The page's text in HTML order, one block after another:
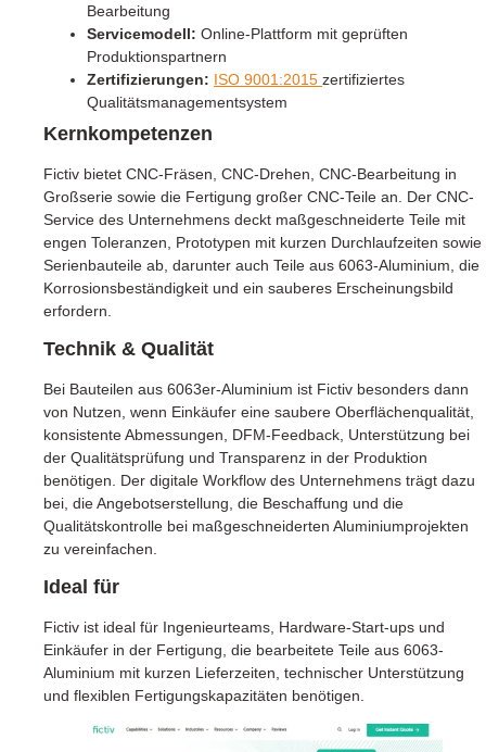
Bearbeitung
Servicemodell: Online-Plattform mit geprüften
Produktionspartnern
Zertifizierungen: ISO 9001:2015 zertifiziertes
Qualitätsmanagementsystem
Kernkompetenzen
Fictiv bietet CNC-Fräsen, CNC-Drehen, CNC-Bearbeitung in
Großserie sowie die Fertigung großer CNC-Teile an. Der CNC-
Service des Unternehmens deckt maßgeschneiderte Teile mit
engen Toleranzen, Prototypen mit kurzen Durchlaufzeiten sowie
Serienbauteile ab, darunter auch Teile aus 6063-Aluminium, die
Korrosionsbeständigkeit und ein sauberes Erscheinungsbild
erfordern.
Technik & Qualität
Bei Bauteilen aus 6063er-Aluminium ist Fictiv besonders dann
von Nutzen, wenn Einkäufer eine saubere Oberflächenqualität,
konsistente Abmessungen, DFM-Feedback, Unterstützung bei
der Qualitätsprüfung und Transparenz in der Produktion
benötigen. Der digitale Workflow des Unternehmens trägt dazu
bei, die Angebotserstellung, die Beschaffung und die
Qualitätskontrolle bei maßgeschneiderten Aluminiumprojekten
zu vereinfachen.
Ideal für
Fictiv ist ideal für Ingenieurteams, Hardware-Start-ups und
Einkäufer in der Fertigung, die bearbeitete Teile aus 6063-
Aluminium mit kurzen Lieferzeiten, technischer Unterstützung
und flexiblen Fertigungskapazitäten benötigen.